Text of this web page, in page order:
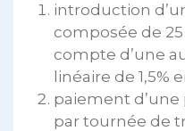
introduction
composée de
compte d’une
linéaire de 1,5%
paiement
par tournée de